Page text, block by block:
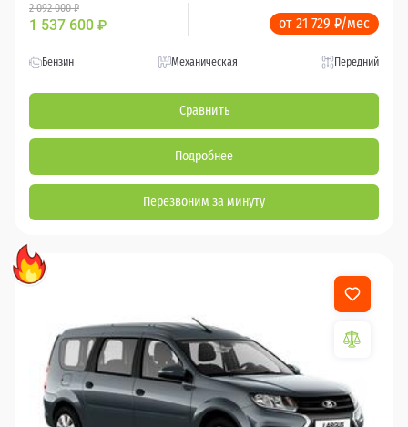
2 092 000 ₽
1 537 600 ₽ от 21 729 ₽/мес
Бензин Механическая Передний
Сравнить
Подробнее
Перезвоним за минуту